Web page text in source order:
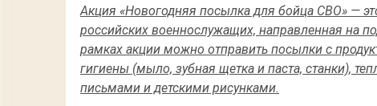
Акция «Новогодняя посылка для бойца СВО» —
российских военнослужащих, направленная на
рамках акции можно отправить посылки с
гигиены (мыло, зубная щетка и паста, станки),
письмами и детскими рисунками.